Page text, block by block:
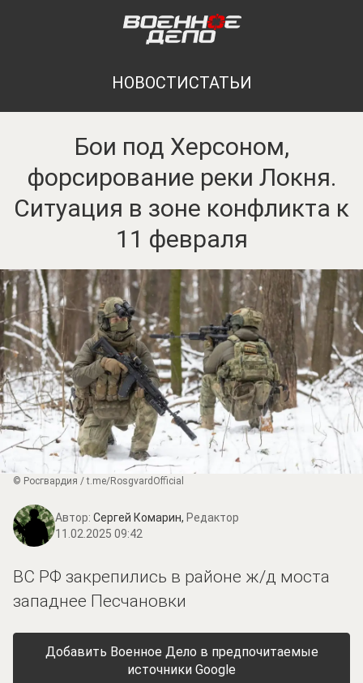
НОВОСТИСТАТЬИ
Бои под Херсоном,
форсирование реки Локня.
Ситуация в зоне конфликта к
11 февраля
© Росгвардия / t.me/RosgvardOfficial
Автор: Сергей Комарин, Редактор
11.02.2025 09:42
ВС РФ закрепились в районе ж/д моста
западнее Песчановки
Добавить Военное Дело в предпочитаемые
источники Google